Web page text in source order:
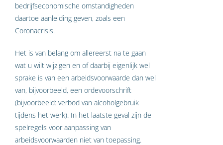
bedrijfseconomische omstandigheden
daartoe aanleiding geven, zoals een
Coronacrisis.
Het is van belang om allereerst na te gaan
wat u wilt wijzigen en of daarbij eigenlijk wel
sprake is van een arbeidsvoorwaarde dan wel
van, bijvoorbeeld, een ordevoorschrift
(bijvoorbeeld: verbod van alcoholgebruik
tijdens het werk). In het laatste geval zijn de
spelregels voor aanpassing van
arbeidsvoorwaarden niet van toepassing.